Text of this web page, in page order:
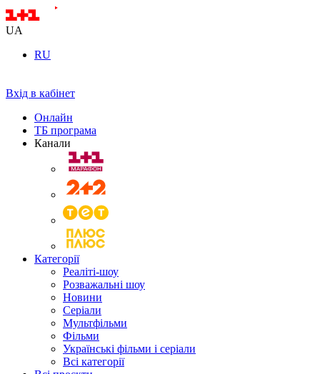
UA
RU
Вхід в кабінет
Онлайн
ТБ програма
Канали
Категорії
Реаліті-шоу
Розважальні шоу
Новини
Серіали
Мультфільми
Фільми
Українські фільми і серіали
Всі категорії